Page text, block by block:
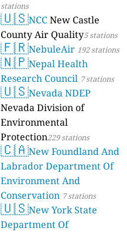
stations
🇺🇸NCCNew Castle
County Air Quality5 stations
🇫🇷NebuleAir 192 stations
🇳🇵Nepal Health
Research Council 7 stations
🇺🇸Nevada NDEP
Nevada Division of
Environmental
Protection229 stations
🇨🇦New Foundland And
Labrador Department Of
Environment And
Conservation 7 stations
🇺🇸New York State
Department Of